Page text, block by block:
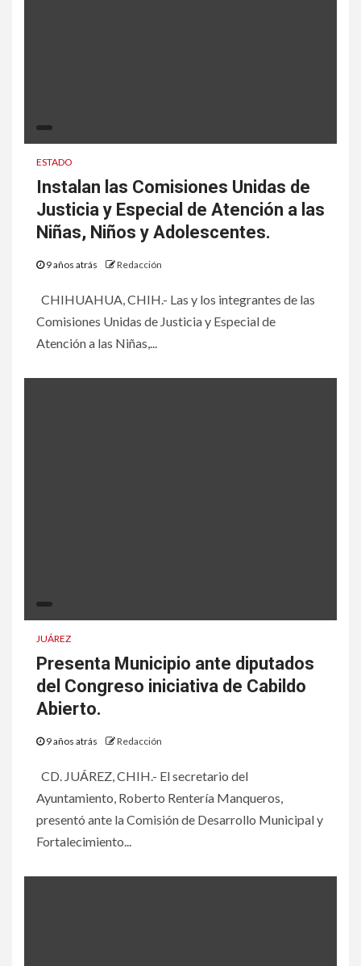
ESTADO
Instalan las Comisiones Unidas de
Justicia y Especial de Atención a las
Niñas, Niños y Adolescentes.
9 años atrás Redacción
CHIHUAHUA, CHIH.- Las y los integrantes de las
Comisiones Unidas de Justicia y Especial de
Atención a las Niñas,...
JUÁREZ
Presenta Municipio ante diputados
del Congreso iniciativa de Cabildo
Abierto.
9 años atrás Redacción
CD. JUÁREZ, CHIH.- El secretario del
Ayuntamiento, Roberto Rentería Manqueros,
presentó ante la Comisión de Desarrollo Municipal y
Fortalecimiento...